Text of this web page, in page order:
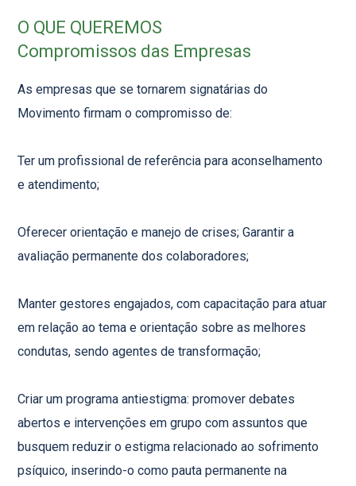
O QUE QUEREMOS
Compromissos das Empresas
As empresas que se tornarem signatárias do
Movimento firmam o compromisso de:
Ter um profissional de referência para aconselhamento
e atendimento;
Oferecer orientação e manejo de crises; Garantir a
avaliação permanente dos colaboradores;
Manter gestores engajados, com capacitação para atuar
em relação ao tema e orientação sobre as melhores
condutas, sendo agentes de transformação;
Criar um programa antiestigma: promover debates
abertos e intervenções em grupo com assuntos que
busquem reduzir o estigma relacionado ao sofrimento
psíquico, inserindo-o como pauta permanente na